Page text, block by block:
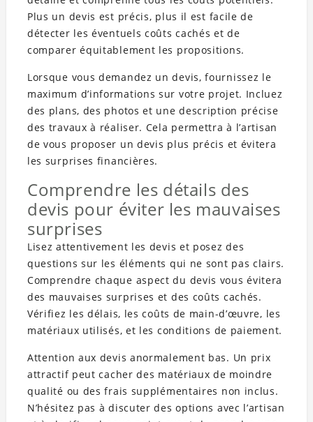
Plus un devis est précis, plus il est facile de
détecter les éventuels coûts cachés et de
comparer équitablement les propositions.
Lorsque vous demandez un devis, fournissez le
maximum d’informations sur votre projet. Incluez
des plans, des photos et une description précise
des travaux à réaliser. Cela permettra à l’artisan
de vous proposer un devis plus précis et évitera
les surprises financières.
Comprendre les détails des
devis pour éviter les mauvaises
surprises
Lisez attentivement les devis et posez des
questions sur les éléments qui ne sont pas clairs.
Comprendre chaque aspect du devis vous évitera
des mauvaises surprises et des coûts cachés.
Vérifiez les délais, les coûts de main-d’œuvre, les
matériaux utilisés, et les conditions de paiement.
Attention aux devis anormalement bas. Un prix
attractif peut cacher des matériaux de moindre
qualité ou des frais supplémentaires non inclus.
N’hésitez pas à discuter des options avec l’artisan